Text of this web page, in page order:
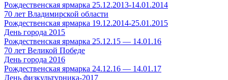
Рождественская ярмарка 25.12.2013-14.01.2014
70 лет Владимирской области
Рождественская ярмарка 19.12.2014-25.01.2015
День города 2015
Рождественская ярмарка 25.12.15 — 14.01.16
70 лет Великой Победе
День города 2016
Рождественская ярмарка 24.12.16 — 14.01.17
День физкультурника-2017